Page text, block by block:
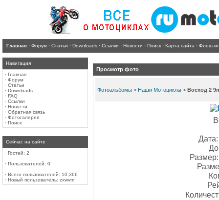
Главная · Форум · Статьи · Downloads · Ссылки · Новости · Поиск · Карта сайта · Флеш-
Навигация
· Главная
· Форум
· Статьи
· Downloads
· FAQ
· Ссылки
· Новости
· Обратная связь
· Фотогалерея
· Поиск
Сейчас на сайте
· Гостей: 2
· Пользователей: 0
· Всего пользователей: 10,366
· Новый пользователь: zxwvm
Просмотр фото
Фотоальбомы > Наши Мотоциклы > Восход 2